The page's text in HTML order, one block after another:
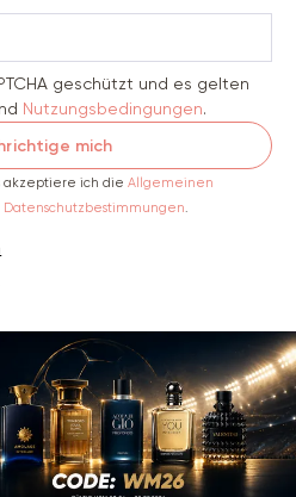
geschützt und es gelten
Nutzungsbedingungen.
mich
akzeptiere ich die Allgemeinen
Datenschutzbestimmungen.